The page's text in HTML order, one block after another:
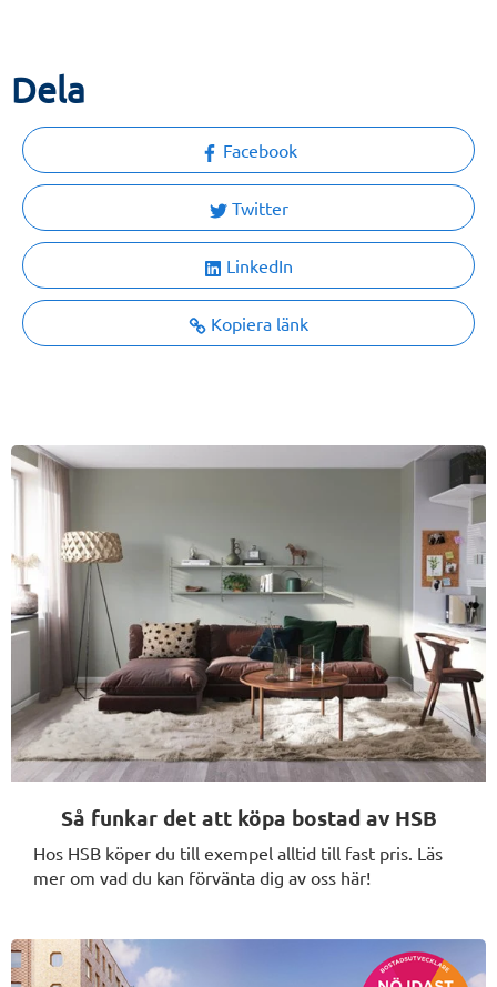
Dela
Facebook
Twitter
LinkedIn
Kopiera länk
Så funkar det att köpa bostad av HSB
Hos HSB köper du till exempel alltid till fast pris. Läs
mer om vad du kan förvänta dig av oss här!